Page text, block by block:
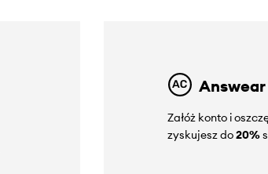
Załóż konto i
zyskujesz do20%